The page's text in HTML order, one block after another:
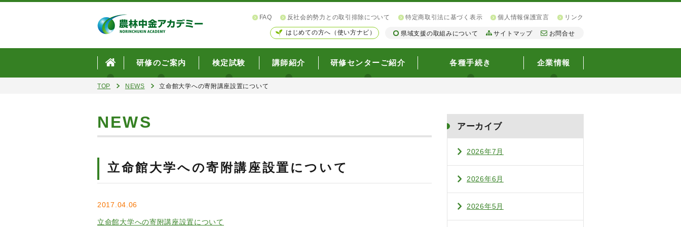
FAQ 反社会的勢力との取引排除について 特定商取引法に基づく表示 個人情報保護宣言 リンク
はじめての方へ（使い方ナビ） 県域支援の取組みについて サイトマップ お問合せ
研修のご案内 検定試験 講師紹介 研修センターご紹介 各種手続き 企業情報
TOP NEWS 立命館大学への寄附講座設置について
NEWS
立命館大学への寄附講座設置について
2017.04.06
立命館大学への寄附講座設置について
アーカイブ
2026年7月
2026年6月
2026年5月